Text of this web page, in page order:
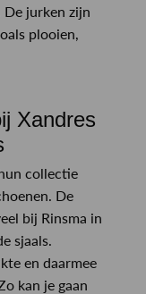
. De jurken zijn
plooien,
Xandres
collectie
De
bij Rinsma in
sjaals.
en daarmee
kan je gaan